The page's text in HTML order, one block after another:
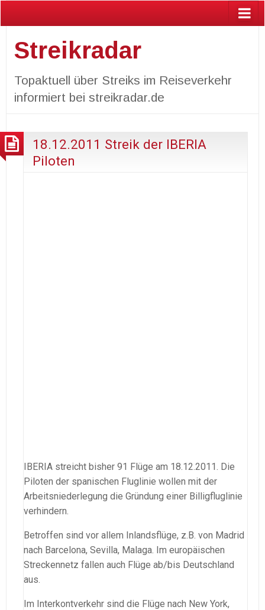
Streikradar
Topaktuell über Streiks im Reiseverkehr
informiert bei streikradar.de
18.12.2011 Streik der IBERIA
Piloten
IBERIA streicht bisher 91 Flüge am 18.12.2011. Die
Piloten der spanischen Fluglinie wollen mit der
Arbeitsniederlegung die Gründung einer Billigfluglinie
verhindern.
Betroffen sind vor allem Inlandsflüge, z.B. von Madrid
nach Barcelona, Sevilla, Malaga. Im europäischen
Streckennetz fallen auch Flüge ab/bis Deutschland
aus.
Im Interkontverkehr sind die Flüge nach New York,